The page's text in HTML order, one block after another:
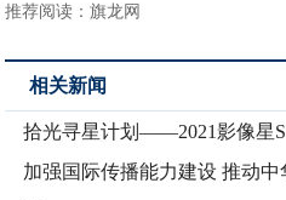
推荐阅读：旗龙网
相关新闻
拾光寻星计划——2021影像星
加强国际传播能力建设 推动中